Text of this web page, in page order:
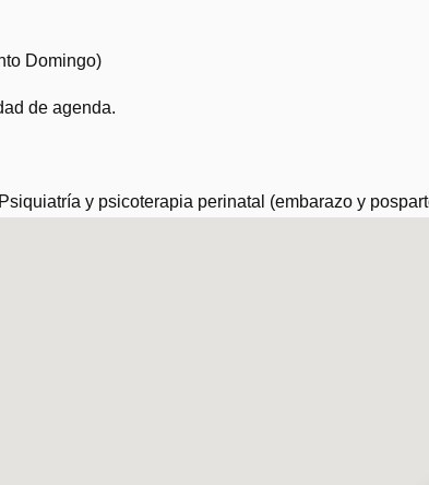
Domingo)
de agenda.
y psicoterapia perinatal (embarazo y